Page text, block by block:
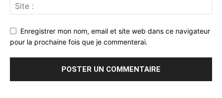
Enregistrer mon nom, email et site web dans ce navigateur
pour la prochaine fois que je commenterai.